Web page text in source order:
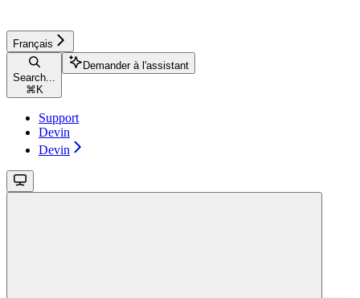
Français
Search...
⌘ K
Demander à l'assistant
Support
Devin
Devin